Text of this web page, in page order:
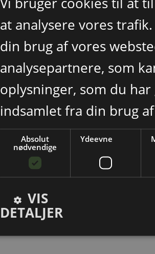
at analysere vores
din brug af vores
analysepartnere, som
oplysninger, som du
indsamlet fra din brug
Absolut
nødvendige
Ydeevne
VIS
DETALJER